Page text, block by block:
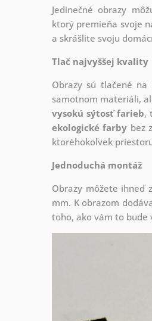
Jedinečné obrazy
ktorý premieňa svoje
a skrášlite svoju
Tlač najvyššej kvality
Obrazy sú tlačené
samotnom materiáli,
vysokú sýtosť farieb,
ekologické farby bez
ktoréhokoľvek
Jednoduchá montáž
Obrazy môžete ihneď
mm. K obrazom
toho, ako vám to bude